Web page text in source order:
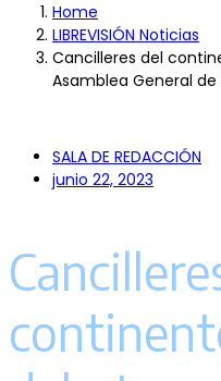
Home
LIBREVISIÓN Noticias
Cancilleres del
Asamblea General de
SALA DE REDACCIÓN
junio 22, 2023